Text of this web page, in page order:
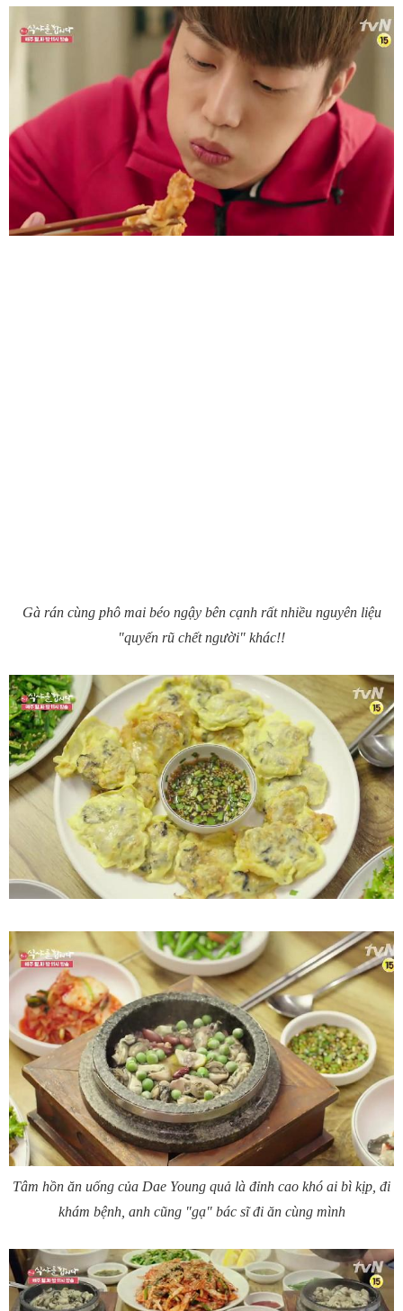
Gà rán cùng phô mai béo ngậy bên cạnh rất nhiều nguyên liệu
"quyến rũ chết người" khác!!
Tâm hồn ăn uống của Dae Young quả là đỉnh cao khó ai bì kịp, đi
khám bệnh, anh cũng "gạ" bác sĩ đi ăn cùng mình